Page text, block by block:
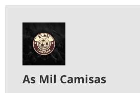
As Mil Camisas